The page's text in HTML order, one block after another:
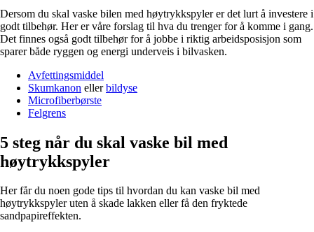
Dersom du skal vaske bilen med høytrykkspyler er det lurt å investere i
godt tilbehør. Her er våre forslag til hva du trenger for å komme i gang.
Det finnes også godt tilbehør for å jobbe i riktig arbeidsposisjon som
sparer både ryggen og energi underveis i bilvasken.
Avfettingsmiddel
Skumkanon ellerbildyse
Microfiberbørste
Felgrens
5 steg når du skal vaske bil med
høytrykkspyler
Her får du noen gode tips til hvordan du kan vaske bil med
høytrykkspyler uten å skade lakken eller få den fryktede
sandpapireffekten.